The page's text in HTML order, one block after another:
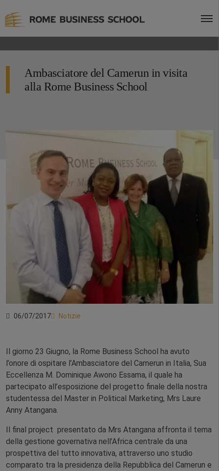
Ambasciatore del Camerun in visita
alla Rome Business School
06/07/2017 Notizie
Il giorno 23 Giugno, la Rome Business School ha avuto
l’onore di ospitare l’Ambasciatore del Camerun in Italia, Sua
Eccellenza M. Dominique Awono Essama, il quale ha
partecipato all’esposizione del progetto finale della nostra
studentessa del Master in Political Marketing, Mrs Laure
Anny Atangana.
Il final project presentato da Mrs Atangana affronta il tema
della gestione governativa nell’Africa centrale da una
prospettiva del tutto innovativa, attraverso uno studio
comparato tra la presidenza della Repubblica del Camerun e